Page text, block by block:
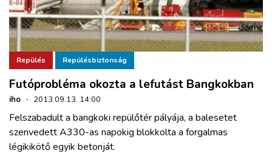
Repülés Repülésbiztonság
Futóprobléma okozta a lefutást Bangkokban
iho · 2013.09.13. 14:00
Felszabadult a bangkoki repülőtér pályája, a balesetet
szenvedett A330-as napokig blokkolta a forgalmas
légikikötő egyik betonját.